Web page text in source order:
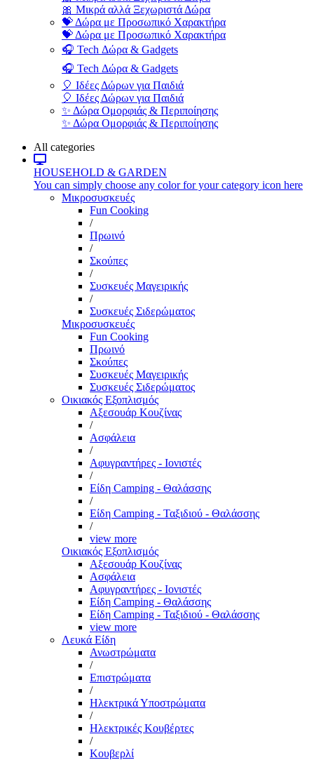
🎀 Μικρά αλλά Ξεχωριστά Δώρα
💝 Δώρα με Προσωπικό Χαρακτήρα
💝 Δώρα με Προσωπικό Χαρακτήρα
🎧 Tech Δώρα & Gadgets
🎧 Tech Δώρα & Gadgets
🎈 Ιδέες Δώρων για Παιδιά
🎈 Ιδέες Δώρων για Παιδιά
✨ Δώρα Ομορφιάς & Περιποίησης
✨ Δώρα Ομορφιάς & Περιποίησης
All categories
HOUSEHOLD & GARDEN
You can simply choose any color for your category icon here
Μικροσυσκευές
Fun Cooking
/
Πρωινό
/
Σκούπες
/
Συσκευές Μαγειρικής
/
Συσκευές Σιδερώματος
Μικροσυσκευές
Fun Cooking
Πρωινό
Σκούπες
Συσκευές Μαγειρικής
Συσκευές Σιδερώματος
Οικιακός Εξοπλισμός
Αξεσουάρ Κουζίνας
/
Ασφάλεια
/
Αφυγραντήρες - Ιονιστές
/
Είδη Camping - Θαλάσσης
/
Είδη Camping - Ταξιδιού - Θαλάσσης
/
view more
Οικιακός Εξοπλισμός
Αξεσουάρ Κουζίνας
Ασφάλεια
Αφυγραντήρες - Ιονιστές
Είδη Camping - Θαλάσσης
Είδη Camping - Ταξιδιού - Θαλάσσης
view more
Λευκά Είδη
Ανωστρώματα
/
Επιστρώματα
/
Ηλεκτρικά Υποστρώματα
/
Ηλεκτρικές Κουβέρτες
/
Κουβερλί